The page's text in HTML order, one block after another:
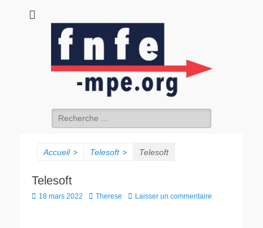
fnfe-mpe.org
Accueil > Telesoft > Telesoft
Telesoft
18 mars 2022 Therese Laisser un commentaire